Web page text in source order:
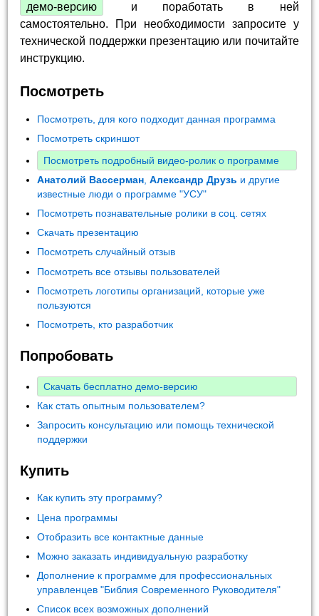
демо-версию
и поработать в ней
самостоятельно. При необходимости запросите у
технической поддержки презентацию или почитайте
инструкцию.
Посмотреть
Посмотреть, для кого подходит данная программа
Посмотреть скриншот
Посмотреть подробный видео-ролик о программе
Анатолий Вассерман ,Александр Друзь и другие
известные люди о программе "УСУ"
Посмотреть познавательные ролики в соц. сетях
Скачать презентацию
Посмотреть случайный отзыв
Посмотреть все отзывы пользователей
Посмотреть логотипы организаций, которые уже
пользуются
Посмотреть, кто разработчик
Попробовать
Скачать бесплатно демо-версию
Как стать опытным пользователем?
Запросить консультацию или помощь технической
поддержки
Купить
Как купить эту программу?
Цена программы
Отобразить все контактные данные
Можно заказать индивидуальную разработку
Дополнение к программе для профессиональных
управленцев "Библия Современного Руководителя"
Список всех возможных дополнений